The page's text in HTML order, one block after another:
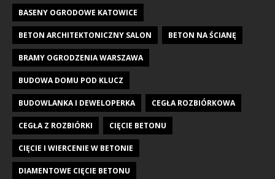
BASENY OGRODOWE KATOWICE
BETON ARCHITEKTONICZNY SALON BETON NA ŚCIANĘ
BRAMY OGRODZENIA WARSZAWA
BUDOWA DOMU POD KLUCZ
BUDOWLANKA I DEWELOPERKA CEGŁA ROZBIÓRKOWA
CEGŁA Z ROZBIÓRKI CIĘCIE BETONU
CIĘCIE I WIERCENIE W BETONIE
DIAMENTOWE CIĘCIE BETONU